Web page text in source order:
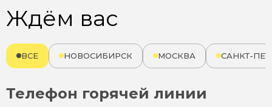
Ждём вас
ВСЕ НОВОСИБИРСК МОСКВА САНКТ-
Телефон горячей линии